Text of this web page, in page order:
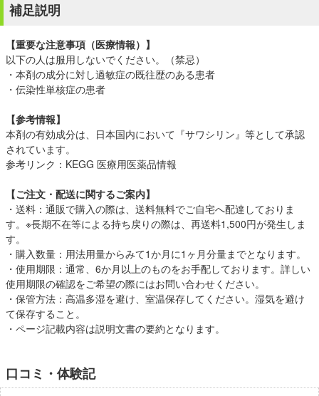
補足説明
【重要な注意事項（医療情報）】
以下の人は服用しないでください。（禁忌）
・本剤の成分に対し過敏症の既往歴のある患者
・伝染性単核症の患者
【参考情報】
本剤の有効成分は、日本国内において『サワシリン』等として承認
されています。
参考リンク： KEGG 医療用医薬品情報
【ご注文・配送に関するご案内】
・送料：通販で購入の際は、送料無料でご自宅へ配達しておりま
す。※長期不在等による持ち戻りの際は、再送料1,500円が発生しま
す。
・購入数量：用法用量からみて1か月に1ヶ月分量までとなります。
・使用期限：通常、6か月以上のものをお手配しております。詳しい
使用期限の確認をご希望の際にはお問い合わせください。
・保管方法：高温多湿を避け、室温保存してください。湿気を避け
て保存すること。
・ページ記載内容は説明文書の要約となります。
口コミ・体験記